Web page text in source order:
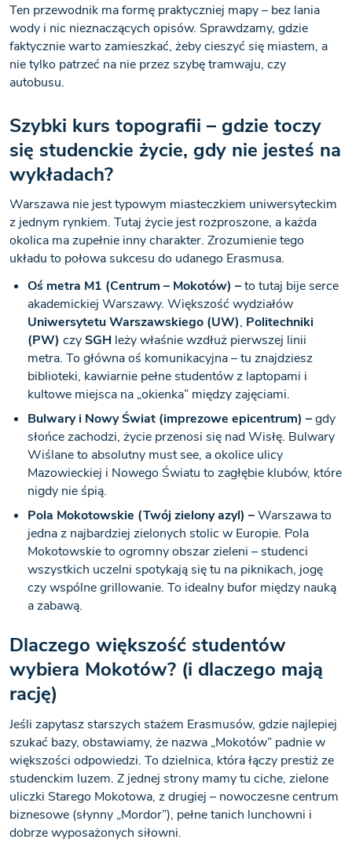
Ten przewodnik ma formę praktyczniej mapy – bez lania
wody i nic nieznaczących opisów. Sprawdzamy, gdzie
faktycznie warto zamieszkać, żeby cieszyć się miastem, a
nie tylko patrzeć na nie przez szybę tramwaju, czy
autobusu.
Szybki kurs topografii – gdzie toczy
się studenckie życie, gdy nie jesteś na
wykładach?
Warszawa nie jest typowym miasteczkiem uniwersyteckim
z jednym rynkiem. Tutaj życie jest rozproszone, a każda
okolica ma zupełnie inny charakter. Zrozumienie tego
układu to połowa sukcesu do udanego Erasmusa.
Oś metra M1 (Centrum – Mokotów) –to tutaj bije serce
akademickiej Warszawy. Większość wydziałów
Uniwersytetu Warszawskiego (UW), Politechniki
(PW) czySGH leży właśnie wzdłuż pierwszej linii
metra. To główna oś komunikacyjna – tu znajdziesz
biblioteki, kawiarnie pełne studentów z laptopami i
kultowe miejsca na „okienka” między zajęciami.
Bulwary i Nowy Świat (imprezowe epicentrum) –gdy
słońce zachodzi, życie przenosi się nad Wisłę. Bulwary
Wiślane to absolutny must see, a okolice ulicy
Mazowieckiej i Nowego Światu to zagłębie klubów, które
nigdy nie śpią.
Pola Mokotowskie (Twój zielony azyl) –Warszawa to
jedna z najbardziej zielonych stolic w Europie. Pola
Mokotowskie to ogromny obszar zieleni – studenci
wszystkich uczelni spotykają się tu na piknikach, jogę
czy wspólne grillowanie. To idealny bufor między nauką
a zabawą.
Dlaczego większość studentów
wybiera Mokotów? (i dlaczego mają
rację)
Jeśli zapytasz starszych stażem Erasmusów, gdzie najlepiej
szukać bazy, obstawiamy, że nazwa „Mokotów” padnie w
większości odpowiedzi. To dzielnica, która łączy prestiż ze
studenckim luzem. Z jednej strony mamy tu ciche, zielone
uliczki Starego Mokotowa, z drugiej – nowoczesne centrum
biznesowe (słynny „Mordor”), pełne tanich lunchowni i
dobrze wyposażonych siłowni.